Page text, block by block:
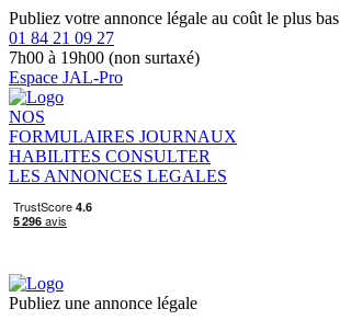
Publiez votre annonce légale au coût le plus bas
01 84 21 09 27
7h00 à 19h00 (non surtaxé)
Espace JAL-Pro
NOS
FORMULAIRES JOURNAUX
HABILITES CONSULTER
LES ANNONCES LEGALES
Publiez une annonce légale